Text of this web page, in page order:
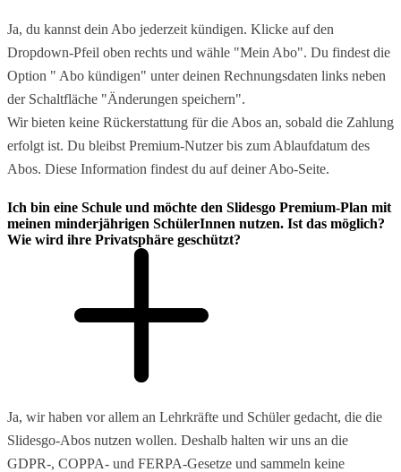
Ja, du kannst dein Abo jederzeit kündigen. Klicke auf den
Dropdown-Pfeil oben rechts und wähle "Mein Abo". Du findest die
Option " Abo kündigen" unter deinen Rechnungsdaten links neben
der Schaltfläche "Änderungen speichern".
Wir bieten keine Rückerstattung für die Abos an, sobald die Zahlung
erfolgt ist. Du bleibst Premium-Nutzer bis zum Ablaufdatum des
Abos. Diese Information findest du auf deiner Abo-Seite.
Ich bin eine Schule und möchte den Slidesgo Premium-Plan mit
meinen minderjährigen SchülerInnen nutzen. Ist das möglich?
Wie wird ihre Privatsphäre geschützt?
Ja, wir haben vor allem an Lehrkräfte und Schüler gedacht, die die
Slidesgo-Abos nutzen wollen. Deshalb halten wir uns an die
GDPR-, COPPA- und FERPA-Gesetze und sammeln keine